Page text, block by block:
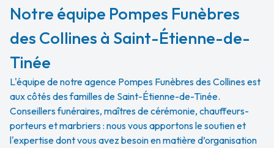
Notre équipe Pompes Funèbres
des Collines à Saint-Étienne-de-
Tinée
L'équipe de notre agence Pompes Funèbres des Collines est
aux côtés des familles de Saint-Étienne-de-Tinée.
Conseillers funéraires, maîtres de cérémonie, chauffeurs-
porteurs et marbriers : nous vous apportons le soutien et
l'expertise dont vous avez besoin en matière d’organisation